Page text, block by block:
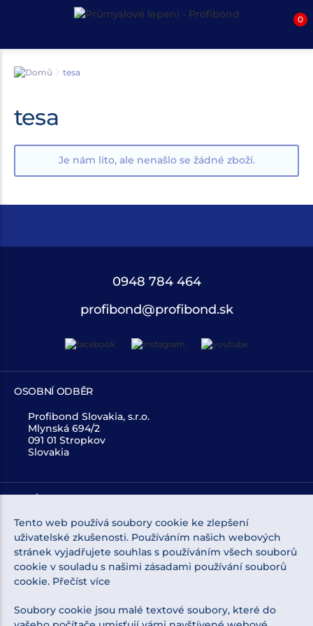
tesa
tesa
Je nám líto, ale nenašlo se žádné zboží.
0948 784 464
profibond@profibond.sk
OSOBNÍ ODBĚR
Profibond Slovakia, s.r.o.
Mlynská 694/2
091 01 Stropkov
Slovakia
O NÁKUPU
O NÁS
NEWSLETTER
0
Tento web používá soubory cookie ke zlepšení
uživatelské zkušenosti. Používáním našich webových
stránek vyjadřujete souhlas s používáním všech souborů
cookie v souladu s našimi zásadami používání souborů
cookie. Přečíst více
Soubory cookie jsou malé textové soubory, které do